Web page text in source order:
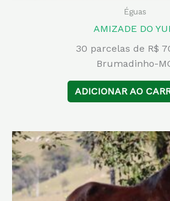
Éguas
AMIZADE DO
30 parcelas de R$
Brumadinho-
ADICIONAR AO